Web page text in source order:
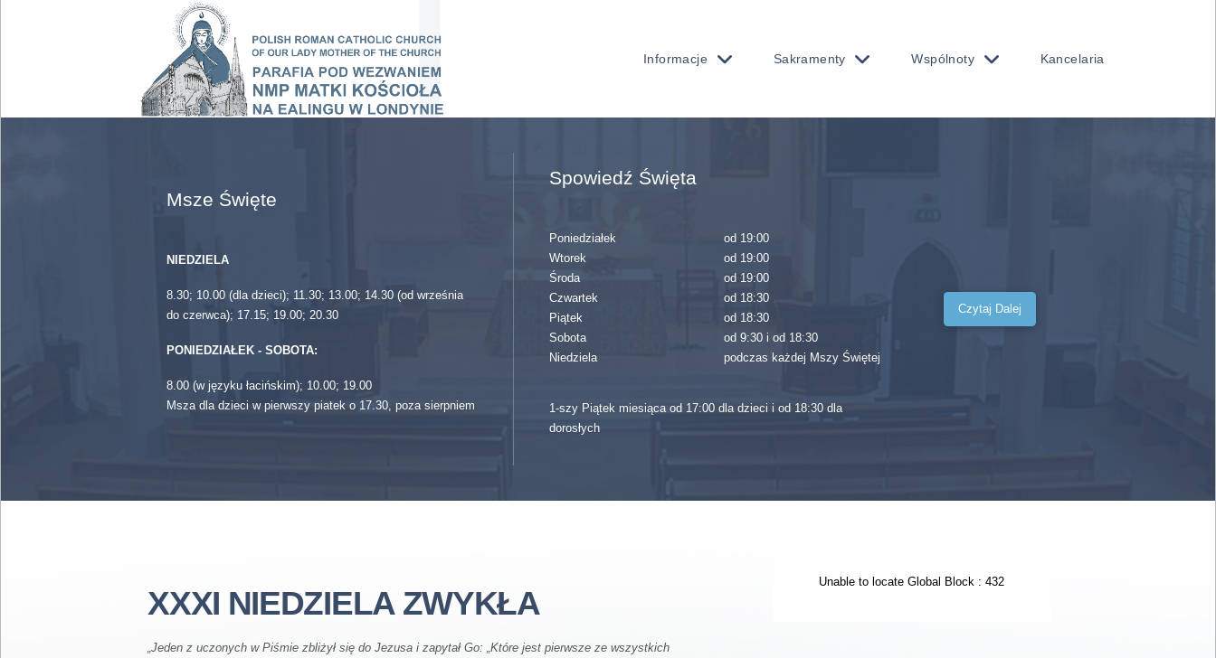
Informacje Sakramenty Wspólnoty Kancelaria
Msze Święte
NIEDZIELA
8.30; 10.00 (dla dzieci); 11.30; 13.00; 14.30 (od września
do czerwca); 17.15; 19.00; 20.30
PONIEDZIAŁEK - SOBOTA:
8.00 (w języku łacińskim); 10.00; 19.00
Msza dla dzieci w pierwszy piatek o 17.30, poza sierpniem
Spowiedź Święta
Poniedziałek
Wtorek
Środa
Czwartek
Piątek
Sobota
Niedziela
od 19:00
od 19:00
od 19:00
od 18:30
od 18:30
od 9:30 i od 18:30
podczas każdej Mszy Świętej
1-szy Piątek miesiąca od 17:00 dla dzieci i od 18:30 dla
dorosłych
Czytaj Dalej
XXXI NIEDZIELA ZWYKŁA
„Jeden z uczonych w Piśmie zbliżył się do Jezusa i zapytał Go: „Które jest pierwsze ze wszystkich
Unable to locate Global Block : 432